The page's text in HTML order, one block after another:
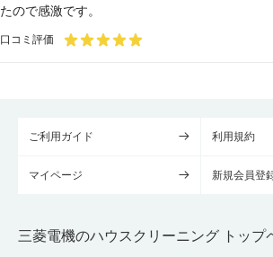
たので感激です。
口コミ評価
ご利用ガイド 利用規約
マイページ 新規会員登
三菱電機のハウスクリーニング トップ